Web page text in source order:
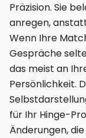
Präzision. Sie
anregen,
Wenn Ihre
Gespräche
das meist an
Persönlichkeit.
für Ihr Hinge-
Änderungen,